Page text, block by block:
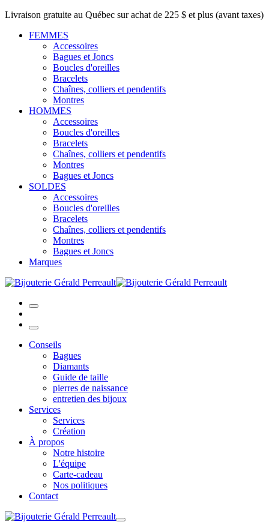
Livraison gratuite au Québec sur achat de 225 $ et plus (avant taxes)
FEMMES
Accessoires
Bagues et Joncs
Boucles d'oreilles
Bracelets
Chaînes, colliers et pendentifs
Montres
HOMMES
Accessoires
Boucles d'oreilles
Bracelets
Chaînes, colliers et pendentifs
Montres
Bagues et Joncs
SOLDES
Accessoires
Boucles d'oreilles
Bracelets
Chaînes, colliers et pendentifs
Montres
Bagues et Joncs
Marques
Conseils
Bagues
Diamants
Guide de taille
pierres de naissance
entretien des bijoux
Services
Services
Création
À propos
Notre histoire
L'équipe
Carte-cadeau
Nos politiques
Contact